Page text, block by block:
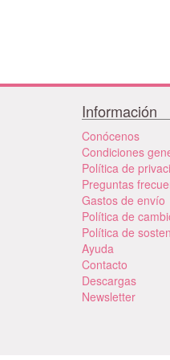
Información
Conócenos
Condiciones
Política de
Preguntas
Gastos de envío
Política de
Política de
Ayuda
Contacto
Descargas
Newsletter